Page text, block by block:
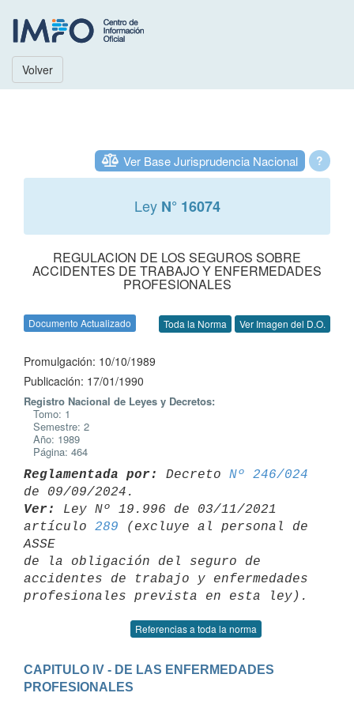
Volver
?
Ver Base Jurisprudencia Nacional
Ley N° 16074
REGULACION DE LOS SEGUROS SOBRE
ACCIDENTES DE TRABAJO Y ENFERMEDADES
PROFESIONALES
Documento Actualizado Toda la Norma Ver Imagen del D.O.
Promulgación: 10/10/1989
Publicación: 17/01/1990
Registro Nacional de Leyes y Decretos:
Tomo: 1
Semestre: 2
Año: 1989
Página: 464
Reglamentada por: Decreto Nº 246/024
Ver:
Ley Nº 19.996 de 03/11/2021
artículo 289 (excluye al personal de
ASSE
de la obligación del seguro de
accidentes de trabajo y enfermedades
Referencias a toda la norma
CAPITULO IV - DE LAS ENFERMEDADES
PROFESIONALES